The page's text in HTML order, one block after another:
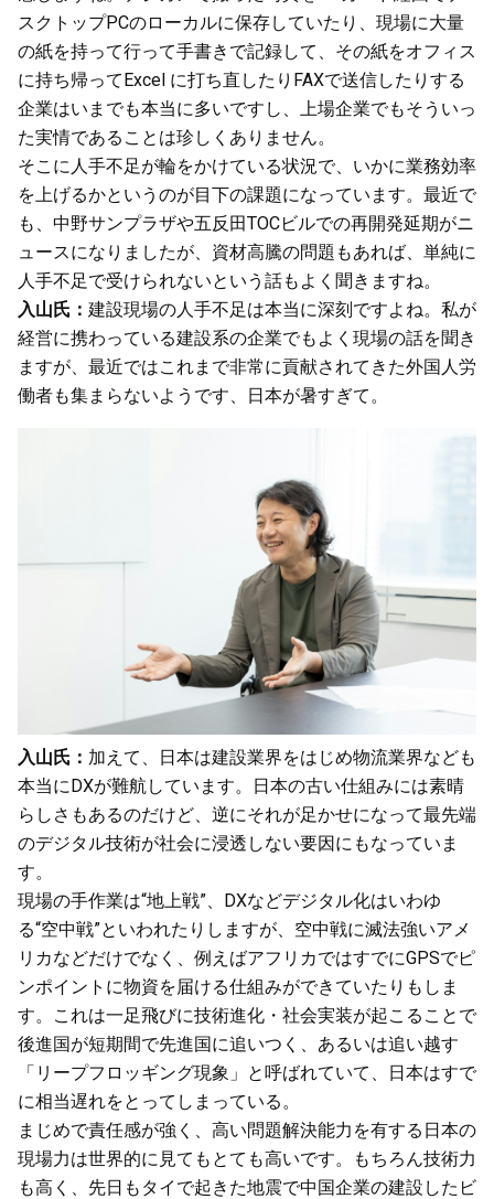
スクトップPCのローカルに保存していたり、現場に大量
の紙を持って行って手書きで記録して、その紙をオフィス
に持ち帰ってExcel に打ち直したりFAXで送信したりする
企業はいまでも本当に多いですし、上場企業でもそういっ
た実情であることは珍しくありません。
そこに人手不足が輪をかけている状況で、いかに業務効率
を上げるかというのが目下の課題になっています。最近で
も、中野サンプラザや五反田TOCビルでの再開発延期がニ
ュースになりましたが、資材高騰の問題もあれば、単純に
人手不足で受けられないという話もよく聞きますね。
入山氏： 建設現場の人手不足は本当に深刻ですよね。私が
経営に携わっている建設系の企業でもよく現場の話を聞き
ますが、最近ではこれまで非常に貢献されてきた外国人労
働者も集まらないようです、日本が暑すぎて。
入山氏： 加えて、日本は建設業界をはじめ物流業界なども
本当にDXが難航しています。日本の古い仕組みには素晴
らしさもあるのだけど、逆にそれが足かせになって最先端
のデジタル技術が社会に浸透しない要因にもなっていま
す。
現場の手作業は“地上戦”、DXなどデジタル化はいわゆ
る“空中戦”といわれたりしますが、空中戦に滅法強いアメ
リカなどだけでなく、例えばアフリカではすでにGPSでピ
ンポイントに物資を届ける仕組みができていたりもしま
す。これは一足飛びに技術進化・社会実装が起こることで
後進国が短期間で先進国に追いつく、あるいは追い越す
「リープフロッギング現象」と呼ばれていて、日本はすで
に相当遅れをとってしまっている。
まじめで責任感が強く、高い問題解決能力を有する日本の
現場力は世界的に見てもとても高いです。もちろん技術力
も高く、先日もタイで起きた地震で中国企業の建設したビ